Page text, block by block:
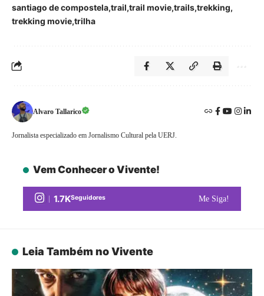
santiago de compostela trail trail movie trails trekking
trekking movie trilha
Alvaro Tallarico
Jornalista especializado em Jornalismo Cultural pela UERJ.
Vem Conhecer o Vivente!
1.7KSeguidores Me Siga!
Leia Também no Vivente